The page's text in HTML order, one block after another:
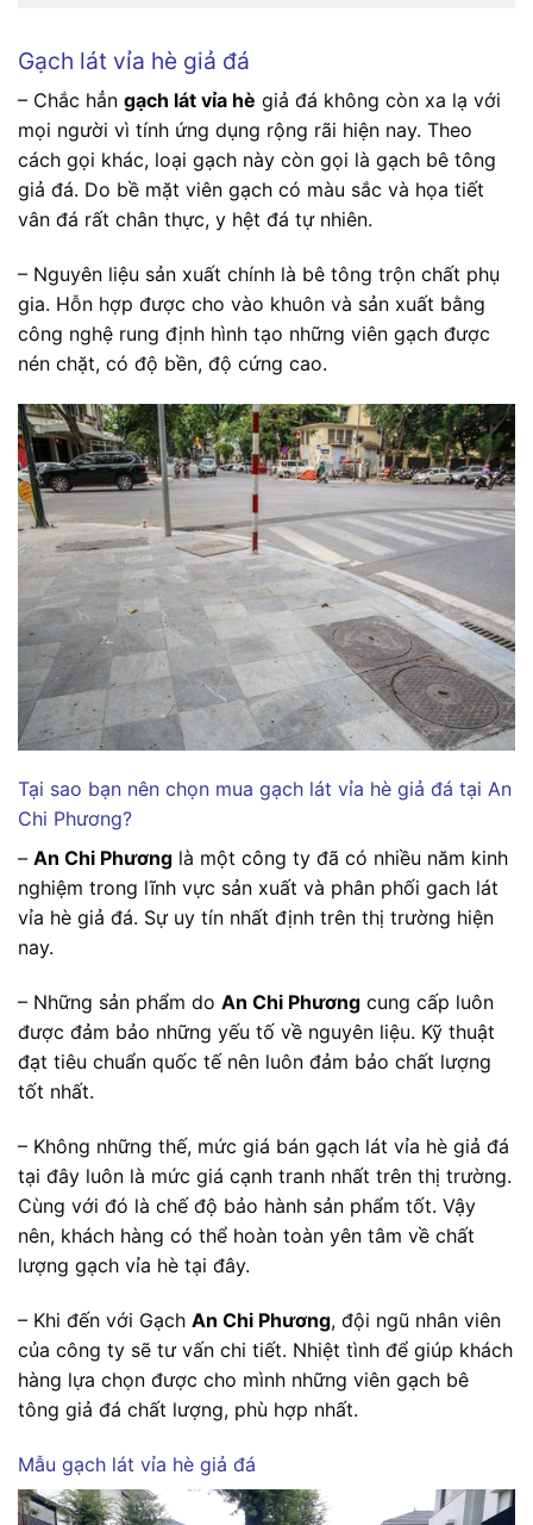
Gạch lát vỉa hè giả đá
– Chắc hẳn gạch lát vỉa hè giả đá không còn xa lạ với
mọi người vì tính ứng dụng rộng rãi hiện nay. Theo
cách gọi khác, loại gạch này còn gọi là gạch bê tông
giả đá. Do bề mặt viên gạch có màu sắc và họa tiết
vân đá rất chân thực, y hệt đá tự nhiên.
– Nguyên liệu sản xuất chính là bê tông trộn chất phụ
gia. Hỗn hợp được cho vào khuôn và sản xuất bằng
công nghệ rung định hình tạo những viên gạch được
nén chặt, có độ bền, độ cứng cao.
Tại sao bạn nên chọn mua gạch lát vỉa hè giả đá tại An
Chi Phương?
– An Chi Phương là một công ty đã có nhiều năm kinh
nghiệm trong lĩnh vực sản xuất và phân phối gach lát
vỉa hè giả đá. Sự uy tín nhất định trên thị trường hiện
nay.
– Những sản phẩm do An Chi Phương cung cấp luôn
được đảm bảo những yếu tố về nguyên liệu. Kỹ thuật
đạt tiêu chuẩn quốc tế nên luôn đảm bảo chất lượng
tốt nhất.
– Không những thế, mức giá bán gạch lát vỉa hè giả đá
tại đây luôn là mức giá cạnh tranh nhất trên thị trường.
Cùng với đó là chế độ bảo hành sản phẩm tốt. Vậy
nên, khách hàng có thể hoàn toàn yên tâm về chất
lượng gạch vỉa hè tại đây.
– Khi đến với Gạch An Chi Phương, đội ngũ nhân viên
của công ty sẽ tư vấn chi tiết. Nhiệt tình để giúp khách
hàng lựa chọn được cho mình những viên gạch bê
tông giả đá chất lượng, phù hợp nhất.
Mẫu gạch lát vỉa hè giả đá